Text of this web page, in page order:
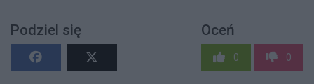
Podziel się Oceń
0 0